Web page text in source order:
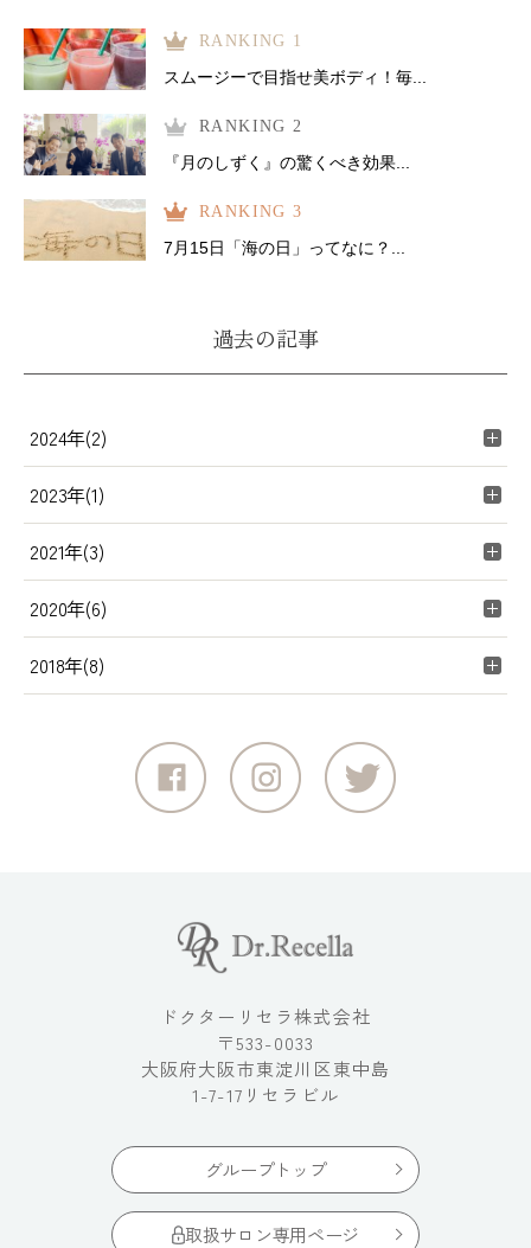
RANKING 1
スムージーで目指せ美ボディ！毎...
RANKING 2
『月のしずく』の驚くべき効果...
RANKING 3
7月15日「海の日」ってなに？...
過去の記事
2024年(2)
2023年(1)
2021年(3)
2020年(6)
2018年(8)
ドクターリセラ株式会社
〒533-0033
大阪府大阪市東淀川区東中島
1-7-17リセラビル
グループトップ
取扱サロン専用ページ